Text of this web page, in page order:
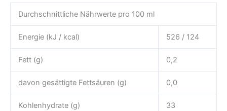
Durchschnittliche Nährwerte pro 100 ml
Energie (kJ / kcal) 526 / 124
Fett (g) 0,2
davon gesättigte Fettsäuren (g) 0,0
Kohlenhydrate (g) 33